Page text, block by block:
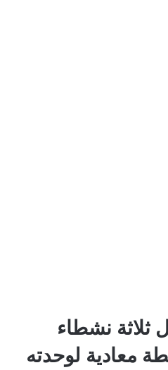
ثلاثة نشطاء
معادية لوحدته